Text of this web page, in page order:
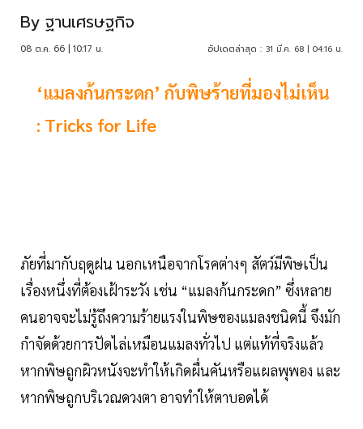
By ฐานเศรษฐกิจ
08 ต.ค. 66 | 10:17 น. อัปเดตล่าสุด : 31 มี.ค. 68 | 04:16 น.
‘แมลงก้นกระดก’ กับพิษร้ายที่มองไม่เห็น
: Tricks for Life
ภัยที่มากับฤดูฝน นอกเหนือจากโรคต่างๆ สัตว์มีพิษเป็น
เรื่องหนึ่งที่ต้องเฝ้าระวัง เช่น “แมลงก้นกระดก” ซึ่งหลาย
คนอาจจะไม่รู้ถึงความร้ายแรงในพิษของแมลงชนิดนี้ จึงมัก
กำจัดด้วยการปัดไล่เหมือนแมลงทั่วไป แต่แท้ที่จริงแล้ว
หากพิษถูกผิวหนังจะทำให้เกิดผื่นคันหรือแผลพุพอง และ
หากพิษถูกบริเวณดวงตา อาจทำให้ตาบอดได้